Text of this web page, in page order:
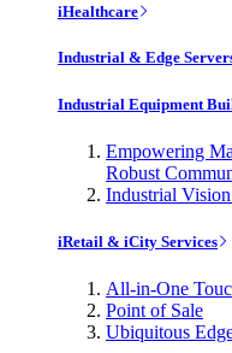
iHealthcare
Industrial & Edge
Industrial Equipment
Empowering
Robust
Industrial
iRetail & iCity Services
All-in-One
Point of Sale
Ubiquitous